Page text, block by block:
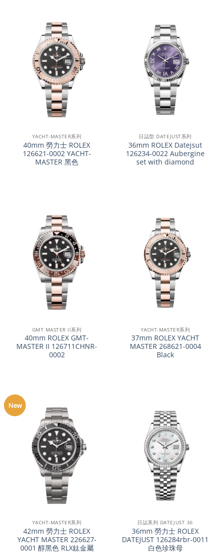
YACHT-MASTER系列
40mm 勞力士 ROLEX
126621-0002 YACHT-
MASTER 黑色
日誌型 DATEJUST系列
36mm ROLEX Datejsut
126234-0022 Aubergine
set with diamond
GMT MASTER II系列
40mm ROLEX GMT-
MASTER II 126711CHNR-
0002
YACHT-MASTER系列
37mm ROLEX YACHT
MASTER 268621-0004
Black
New
YACHT-MASTER系列
42mm 勞力士 ROLEX
YACHT MASTER 226627-
0001 醇黑色 RLX鈦金屬
日誌系列 DATEJUST 36
36mm 勞力士 ROLEX
DATEJUST 126284rbr-0011
白色珍珠母